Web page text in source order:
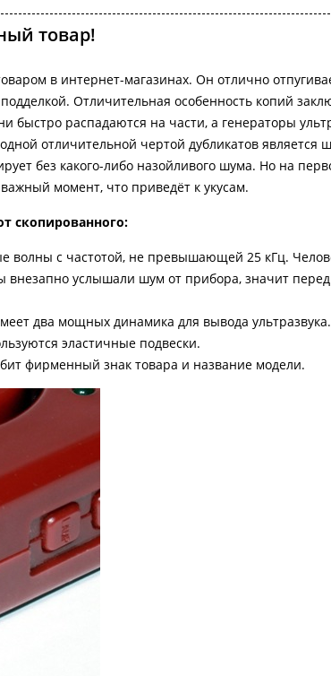
товар!
в интернет-магазинах. Он отлично
Отличительная особенность копий
быстро распадаются на части, а генераторы
отличительной чертой дубликатов является
без какого-либо назойливого шума. Но на
момент, что приведёт к укусам.
скопированного:
волны с частотой, не превышающей 25 кГц.
внезапно услышали шум от прибора, значит
два мощных динамика для вывода
эластичные подвески.
фирменный знак товара и название модели.